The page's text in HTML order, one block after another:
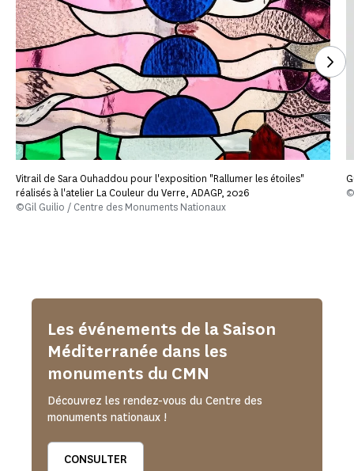
Vitrail de Sara Ouhaddou pour l'exposition "Rallumer les étoiles"
réalisés à l'atelier La Couleur du Verre, ADAGP, 2026
©Gil Guilio / Centre des Monuments Nationaux
Les événements de la Saison
Méditerranée dans les
monuments du CMN
Découvrez les rendez-vous du Centre des
monuments nationaux !
CONSULTER